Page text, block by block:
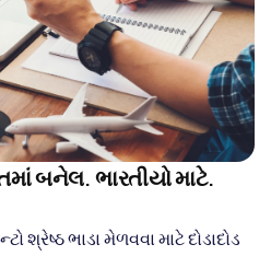
બનેલ. ભારતીયો માટે.
શ્રેષ્ઠ ભાડા મેળવવા માટે દોડાદોડ